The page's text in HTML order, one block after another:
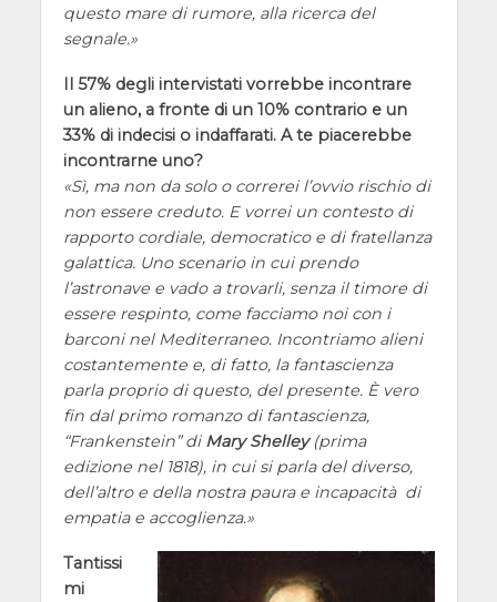
questo mare di rumore, alla ricerca del
segnale.
Il 57% degli intervistati vorrebbe incontrare
un alieno, a fronte di un 10% contrario e un
33% di indecisi o indaffarati. A te piacerebbe
incontrarne uno?
Sì, ma non da solo o correrei l’ovvio rischio di
non essere creduto. E vorrei un contesto di
rapporto cordiale, democratico e di fratellanza
galattica. Uno scenario in cui prendo
l’astronave e vado a trovarli, senza il timore di
essere respinto, come facciamo noi con i
barconi nel Mediterraneo. Incontriamo alieni
costantemente e, di fatto, la fantascienza
parla proprio di questo, del presente. È vero
fin dal primo romanzo di fantascienza,
“Frankenstein” di Mary Shelley(prima
edizione nel 1818), in cui si parla del diverso,
dell’altro e della nostra paura e incapacità di
empatia e accoglienza.
Tantissi
mi